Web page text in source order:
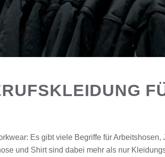
Es gibt viele Begriffe für
und Shirt sind dabei mehr als nur